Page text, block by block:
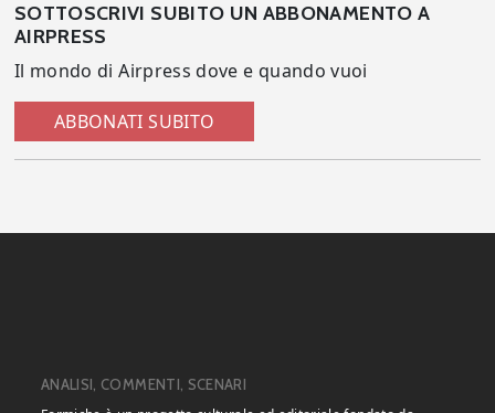
SOTTOSCRIVI SUBITO UN ABBONAMENTO A
AIRPRESS
Il mondo di Airpress dove e quando vuoi
ABBONATI SUBITO
ANALISI, COMMENTI, SCENARI